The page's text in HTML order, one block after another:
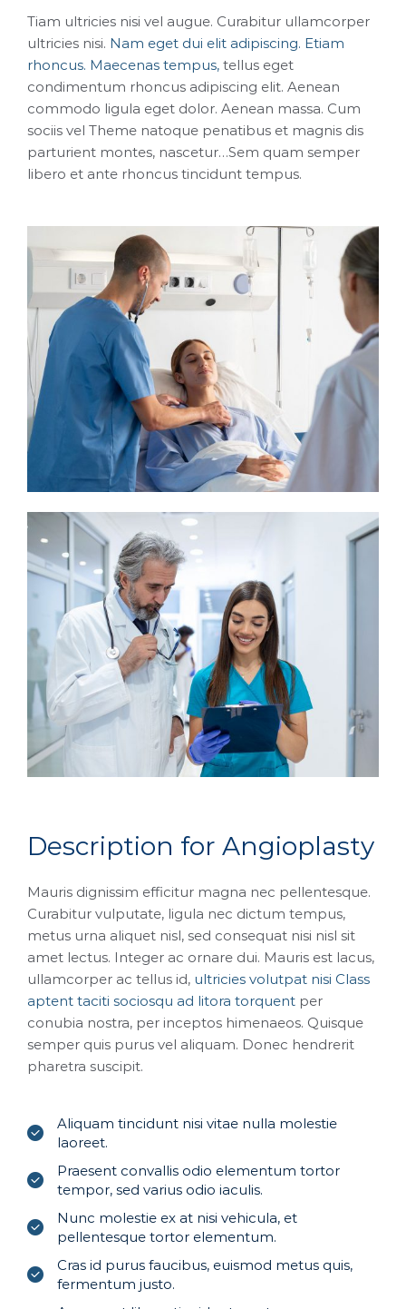
Tiam ultricies nisi vel augue. Curabitur ullamcorper
ultricies nisi. Nam eget dui elit adipiscing. Etiam
rhoncus. Maecenas tempus, tellus eget
condimentum rhoncus adipiscing elit. Aenean
commodo ligula eget dolor. Aenean massa. Cum
sociis vel Theme natoque penatibus et magnis dis
parturient montes, nascetur…Sem quam semper
libero et ante rhoncus tincidunt tempus.
Description for Angioplasty
Mauris dignissim efficitur magna nec pellentesque.
Curabitur vulputate, ligula nec dictum tempus,
metus urna aliquet nisl, sed consequat nisi nisl sit
amet lectus. Integer ac ornare dui. Mauris est lacus,
ullamcorper ac tellus id, ultricies volutpat nisi Class
aptent taciti sociosqu ad litora torquent per
conubia nostra, per inceptos himenaeos. Quisque
semper quis purus vel aliquam. Donec hendrerit
pharetra suscipit.
Aliquam tincidunt nisi vitae nulla molestie
laoreet.
Praesent convallis odio elementum tortor
tempor, sed varius odio iaculis.
Nunc molestie ex at nisi vehicula, et
pellentesque tortor elementum.
Cras id purus faucibus, euismod metus quis,
fermentum justo.